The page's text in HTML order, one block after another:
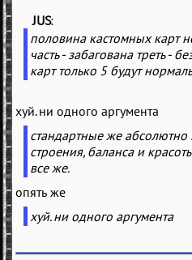
(JUS
половина кастомных карт
часть - забагована треть -
карт только 5 будут
хуй. ни одного аргумента
стандартные же абсолютно
строения, баланса и
все же.
опять же
хуй. ни одного аргумента